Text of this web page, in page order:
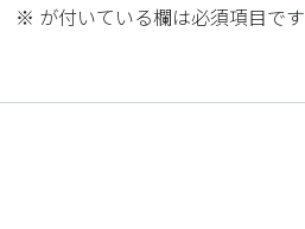
※ が付いている欄は必須項目です